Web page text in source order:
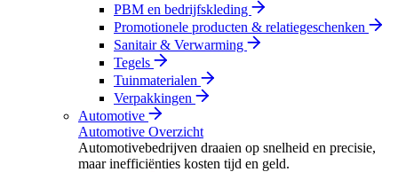
PBM en bedrijfskleding
Promotionele producten & relatiegeschenken
Sanitair & Verwarming
Tegels
Tuinmaterialen
Verpakkingen
Automotive
Automotive Overzicht
Automotivebedrijven draaien op snelheid en precisie,
maar inefficiënties kosten tijd en geld.